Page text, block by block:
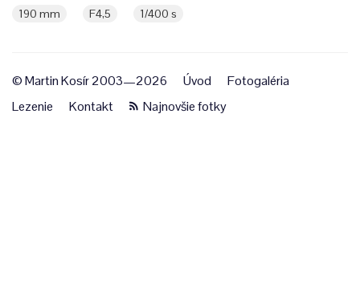
190 mm F4,5 1/400 s
© Martin Kosír 2003—2026 Úvod
Fotogaléria
Lezenie
Kontakt Najnovšie fotky